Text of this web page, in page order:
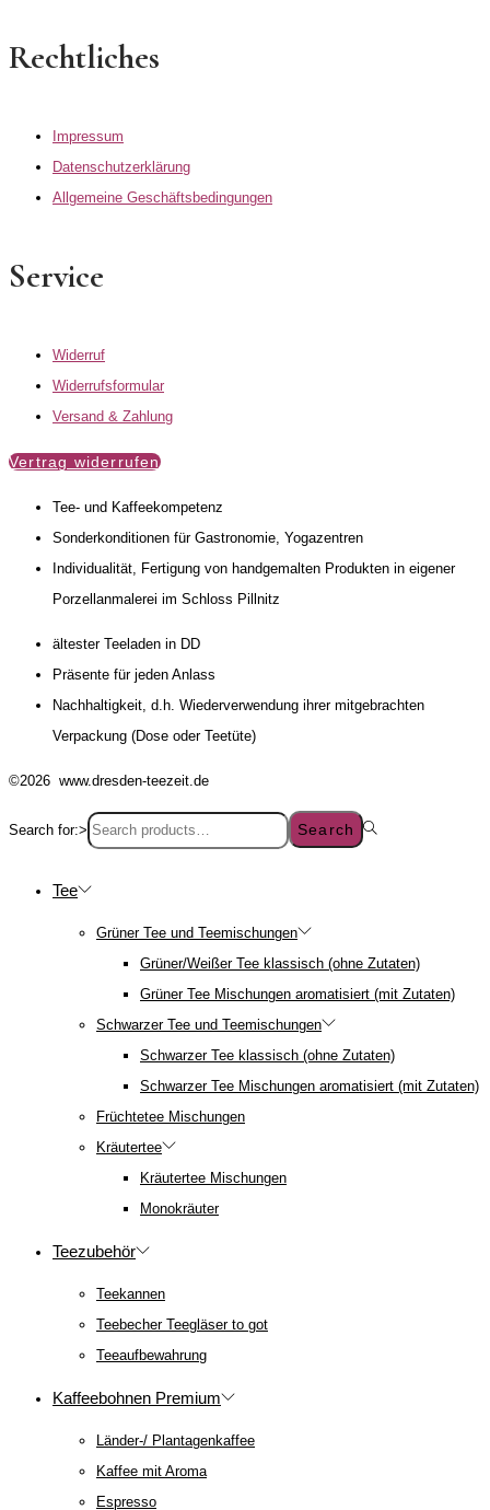
Rechtliches
Impressum
Datenschutzerklärung
Allgemeine Geschäftsbedingungen
Service
Widerruf
Widerrufsformular
Versand & Zahlung
Vertrag widerrufen
Tee- und Kaffeekompetenz
Sonderkonditionen für Gastronomie, Yogazentren
Individualität, Fertigung von handgemalten Produkten in eigener
Porzellanmalerei im Schloss Pillnitz
ältester Teeladen in DD
Präsente für jeden Anlass
Nachhaltigkeit, d.h. Wiederverwendung ihrer mitgebrachten
Verpackung (Dose oder Teetüte)
©2026 www.dresden-teezeit.de
Search for:> Search
Tee
Grüner Tee und Teemischungen
Grüner/Weißer Tee klassisch (ohne Zutaten)
Grüner Tee Mischungen aromatisiert (mit Zutaten)
Schwarzer Tee und Teemischungen
Schwarzer Tee klassisch (ohne Zutaten)
Schwarzer Tee Mischungen aromatisiert (mit Zutaten)
Früchtetee Mischungen
Kräutertee
Kräutertee Mischungen
Monokräuter
Teezubehör
Teekannen
Teebecher Teegläser to got
Teeaufbewahrung
Kaffeebohnen Premium
Länder-/ Plantagenkaffee
Kaffee mit Aroma
Espresso